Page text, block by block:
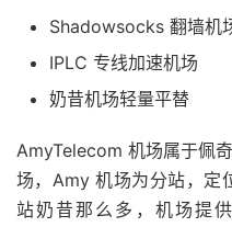
Shadowsocks 翻墙机
IPLC 专线加速机场
奶昔机场轻量平替
AmyTelecom 机场属于佩
场，Amy 机场为分站，定
站奶昔那么多，机场提